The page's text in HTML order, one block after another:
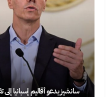
سانشيز يدعو أقاليم إسبانيا